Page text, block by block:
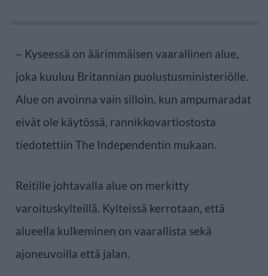
– Kyseessä on äärimmäisen vaarallinen alue,
joka kuuluu Britannian puolustusministeriölle.
Alue on avoinna vain silloin, kun ampumaradat
eivät ole käytössä, rannikkovartiostosta
tiedotettiin The Independentin mukaan.
Reitille johtavalla alue on merkitty
varoituskylteillä. Kylteissä kerrotaan, että
alueella kulkeminen on vaarallista sekä
ajoneuvoilla että jalan.